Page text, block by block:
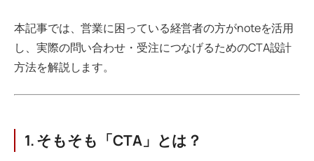
本記事では、営業に困っている経営者の方がnoteを活用
し、実際の問い合わせ・受注につなげるためのCTA設計
方法を解説します。
1. そもそも「CTA」とは？